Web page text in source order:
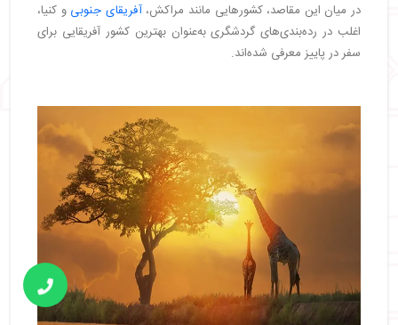
در میان این مقاصد، کشورهایی مانند مراکش،آفریقای جنوبی و کنیا،
اغلب در رده‌بندی‌های گردشگری به‌عنوان بهترین کشور آفریقایی برای
سفر در پاییز معرفی شده‌اند.